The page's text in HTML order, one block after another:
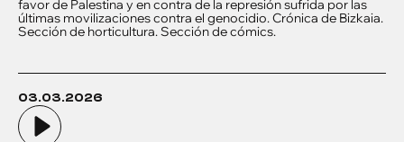
favor de Palestina y en contra de la represión sufrida por las
últimas movilizaciones contra el genocidio. Crónica de Bizkaia.
Sección de horticultura. Sección de cómics.
03.03.2026